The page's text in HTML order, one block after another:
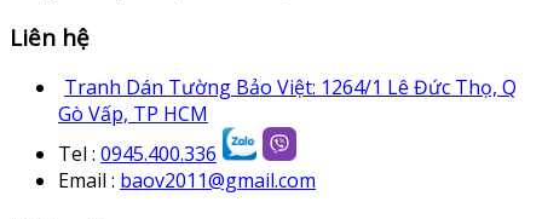
Liên hệ
Tranh Dán Tường Bảo Việt: 1264/1 Lê Đức Thọ, Q
Gò Vấp, TP HCM
Tel : 0945.400.336
Email : baov2011@gmail.com